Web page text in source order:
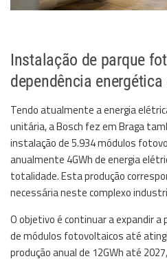
Instalação de parque
dependência
Tendo atualmente a energia
unitária, a Bosch fez em Braga
instalação de 5.934 módulos
anualmente 4GWh de energia
totalidade. Esta produção
necessária neste complexo
O objetivo é continuar a expandir a
de módulos fotovoltaicos até
produção anual de 12GWh até